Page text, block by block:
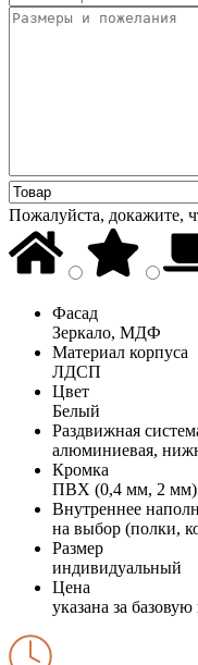
Пожалуйста, докажите,
Фасад
Зеркало, МДФ
Материал корпуса
ЛДСП
Цвет
Белый
Раздвижная
алюминиевая,
Кромка
ПВХ (0,4 мм, 2 мм)
Внутреннее
на выбор (полки,
Размер
индивидуальный
Цена
указана за